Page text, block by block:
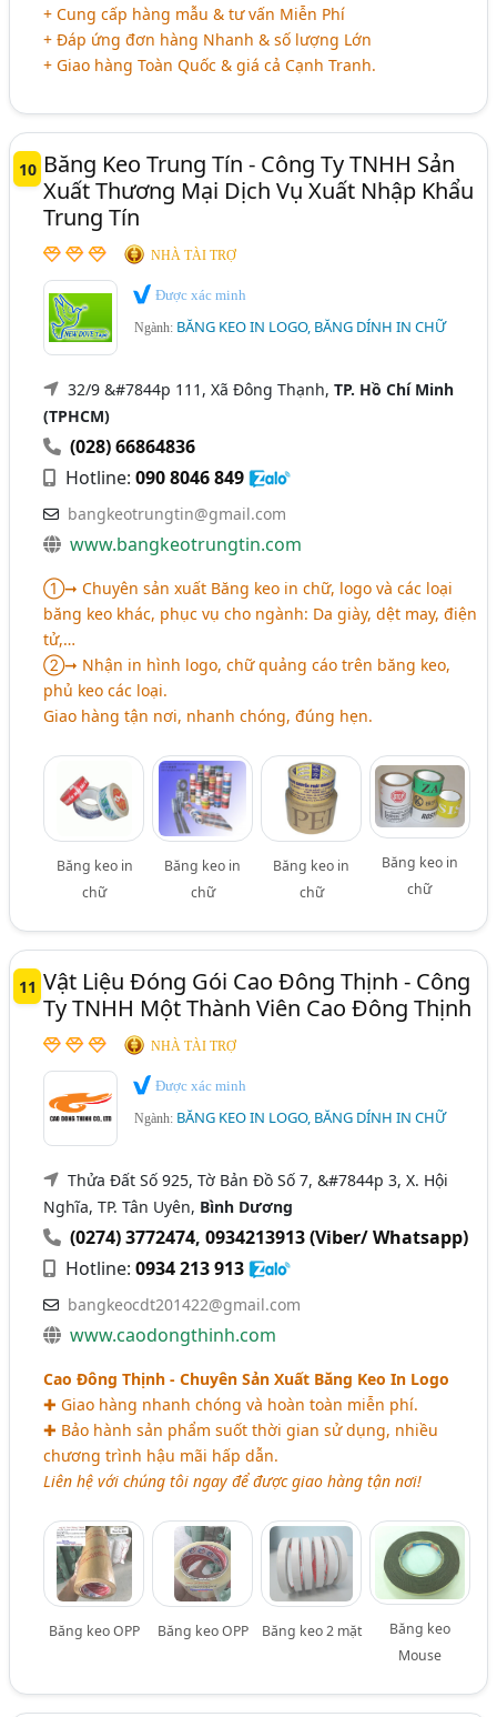
+ Cung cấp hàng mẫu & tư vấn Miễn Phí
+ Đáp ứng đơn hàng Nhanh & số lượng Lớn
+ Giao hàng Toàn Quốc & giá cả Cạnh Tranh.
10 Băng Keo Trung Tín - Công Ty TNHH Sản
Xuất Thương Mại Dịch Vụ Xuất Nhập Khẩu
Trung Tín
NHÀ TÀI TRỢ
Được xác minh
Ngành: BĂNG KEO IN LOGO, BĂNG DÍNH IN CHỮ
32/9 &#7844p 111, Xã Đông Thạnh,TP. Hồ Chí Minh
(TPHCM)
(028) 66864836
Hotline:090 8046 849
bangkeotrungtin@gmail.com
www.bangkeotrungtin.com
①➞ Chuyên sản xuất Băng keo in chữ, logo và các loại
băng keo khác, phục vụ cho ngành: Da giày, dệt may, điện
tử,…
②➞ Nhận in hình logo, chữ quảng cáo trên băng keo,
phủ keo các loại.
Giao hàng tận nơi, nhanh chóng, đúng hẹn.
Băng keo in
chữ
Băng keo in
chữ
Băng keo in
chữ
Băng keo in
chữ
11 Vật Liệu Đóng Gói Cao Đông Thịnh - Công
Ty TNHH Một Thành Viên Cao Đông Thịnh
NHÀ TÀI TRỢ
Được xác minh
Ngành: BĂNG KEO IN LOGO, BĂNG DÍNH IN CHỮ
Thửa Đất Số 925, Tờ Bản Đồ Số 7, &#7844p 3, X. Hội
Nghĩa, TP. Tân Uyên, Bình Dương
(0274) 3772474,0934213913 (Viber/ Whatsapp)
Hotline:0934 213 913
bangkeocdt201422@gmail.com
www.caodongthinh.com
Cao Đông Thịnh - Chuyên Sản Xuất Băng Keo In Logo
✚ Giao hàng nhanh chóng và hoàn toàn miễn phí.
✚ Bảo hành sản phẩm suốt thời gian sử dụng, nhiều
chương trình hậu mãi hấp dẫn.
Liên hệ với chúng tôi ngay để được giao hàng tận nơi!
Băng keo OPP Băng keo OPP Băng keo 2 mặt
Băng keo
Mouse